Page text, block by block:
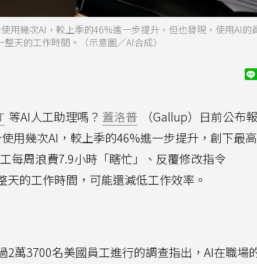
用幾次AI，較上季的46%進一步提升，但也發現，使用AI的
天的工作時間。（示意圖／AI合成）
等AI人工助理嗎？ 蓋洛普
（Gallup）日前公布
用幾次AI，較上季的46%進一步提升，創下最
每周浪費7.9小時「瞎忙」、反覆修改指令
天的工作時間，可能還減低工作效率。
2萬3700名美國員工進行的調查指出，AI在職場